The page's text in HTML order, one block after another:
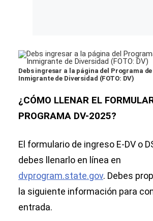
Debs ingresar a la página del Programa
Inmigrante de Diversidad (FOTO: DV)
¿CÓMO LLENAR EL
PROGRAMA DV-2025?
El formulario de ingreso E-DV o
debes llenarlo en línea en
dvprogram.state.gov. Debes
la siguiente información para
entrada.